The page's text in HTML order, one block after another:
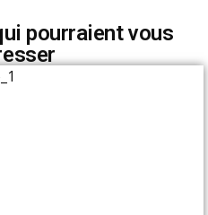
pourraient vous